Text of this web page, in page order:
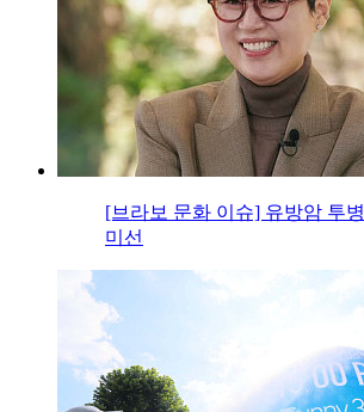
[브라보 문화 이슈] 유방암 투
미선